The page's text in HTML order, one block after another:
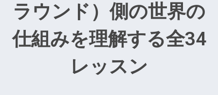
ラウンド）側の世界の
仕組みを理解する全34
レッスン